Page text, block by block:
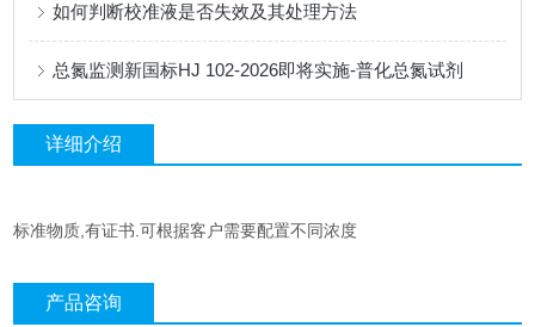
如何判断校准液是否失效及其处理方法
总氮监测新国标HJ 102-2026即将实施-普化总氮试剂
详细介绍
标准物质,有证书.可根据客户需要配置不同浓度
产品咨询